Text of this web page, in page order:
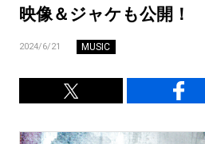
映像＆ジャケも公開！
2024/6/21 MUSIC